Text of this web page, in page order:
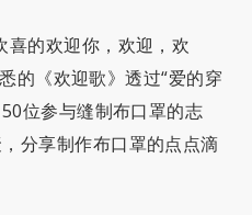
喜的欢迎你，欢迎，欢
的《欢迎歌》透过“爱的穿
位参与缝制布口罩的志
分享制作布口罩的点点滴